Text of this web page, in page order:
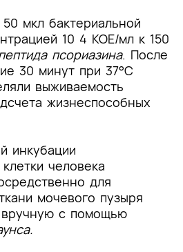
мкл бактериальной
10 4 КОЕ/мл к 150
псориазина. После
30 минут при 37°C
выживаемость
жизнеспособных
инкубации
человека
для
мочевого пузыря
вручную с помощью